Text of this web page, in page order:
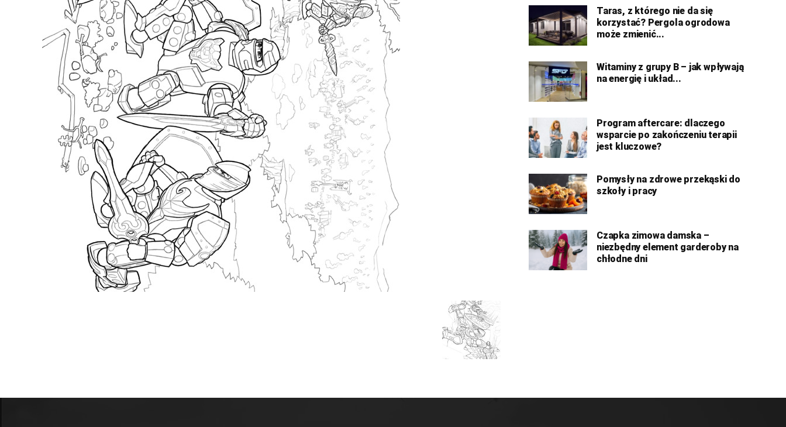
Taras, z którego nie da się
korzystać? Pergola ogrodowa
może zmienić...
Witaminy z grupy B – jak wpływają
na energię i układ...
Program aftercare: dlaczego
wsparcie po zakończeniu terapii
jest kluczowe?
Pomysły na zdrowe przekąski do
szkoły i pracy
Czapka zimowa damska –
niezbędny element garderoby na
chłodne dni